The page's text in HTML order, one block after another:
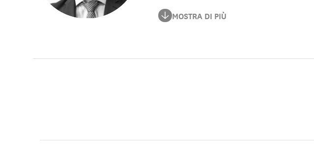
Léo Péria-Peigné è ricercatore presso il
all'interno dell'Osservatorio dei conflitti
MOSTRA DI PIÙ